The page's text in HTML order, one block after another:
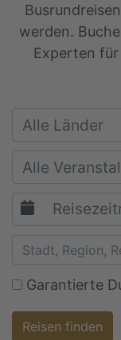
werden.
Experten für
Alle Länder
Alle
Garantierte
Reisen finden